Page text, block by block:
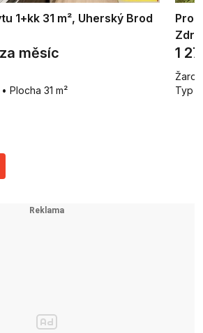
1+kk 31 m², Uherský Brod
měsíc
Plocha 31 m²
1
Typ